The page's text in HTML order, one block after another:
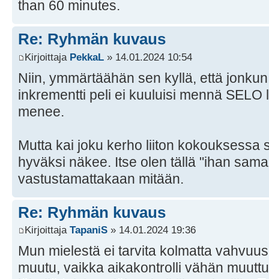
than 60 minutes.
Re: Ryhmän kuvaus
Kirjoittaja PekkaL » 14.01.2024 10:54
Niin, ymmärtäähän sen kyllä, että
inkrementti peli ei kuuluisi mennä
menee.
Mutta kai joku kerho liiton kokouksessa
hyväksi näkee. Itse olen tällä "ihan
vastustamattakaan mitään.
Re: Ryhmän kuvaus
Kirjoittaja TapaniS » 14.01.2024 19:36
Mun mielestä ei tarvita kolmatta
muutu, vaikka aikakontrolli vähän